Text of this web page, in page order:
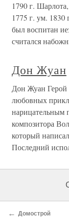
1790 г.
1775 г. ум. 1830
был воспитан
считался
Дон Жуан
Дон Жуан Герой
любовных
нарицательным
композитора
который
Последний
← Домострой